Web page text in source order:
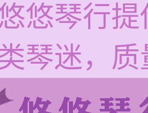
悠琴行
琴迷，